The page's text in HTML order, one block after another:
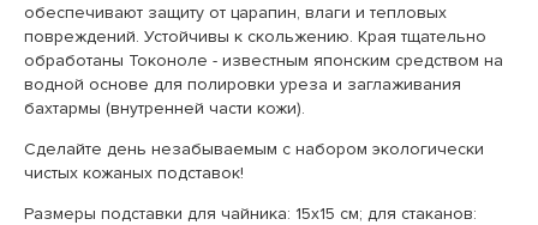
обеспечивают защиту от царапин, влаги и тепловых
повреждений. Устойчивы к скольжению. Края тщательно
обработаны Токоноле - известным японским средством на
водной основе для полировки уреза и заглаживания
бахтармы (внутренней части кожи).
Сделайте день незабываемым с набором экологически
чистых кожаных подставок!
Размеры подставки для чайника: 15х15 см; для стаканов: